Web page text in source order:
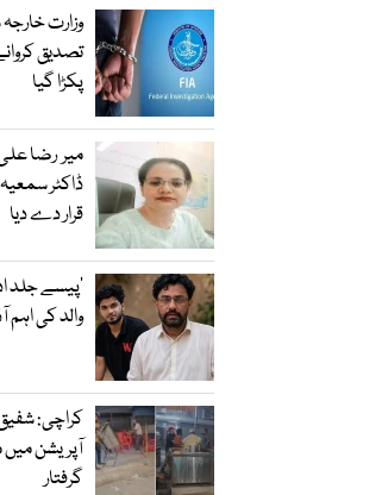
وزارت
تصدیق
پکڑا گیا
میر رضا
ڈاکٹر
قرار دے دیا
’پیسے جلد
والد کی اہم
کراچی:
گرفتار